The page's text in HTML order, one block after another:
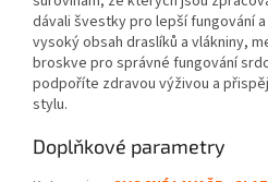
dávali švestky pro lepší fungování
vysoký obsah draslíků a vlákniny,
broskve pro správné fungování
podpoříte zdravou výživou a
stylu.
Doplňkové parametry